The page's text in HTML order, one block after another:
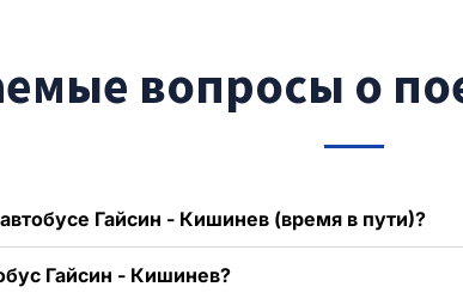
вопросы о
Гайсин - Кишинев (время в пути)?
Гайсин - Кишинев?